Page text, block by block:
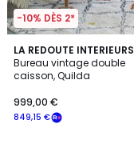
-10% DÈS 2*
LA REDOUTE INTERIEURS
Bureau vintage double
caisson, Quilda
849,15 €
999,00 €
4,4
/ 5